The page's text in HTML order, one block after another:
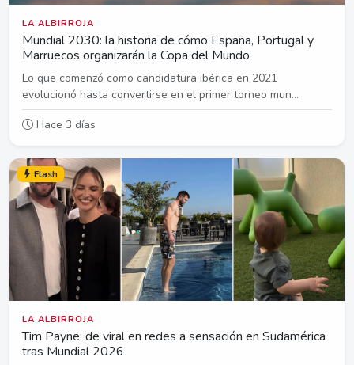
LA ALBIRROJA
Mundial 2030: la historia de cómo España, Portugal y
Marruecos organizarán la Copa del Mundo
Lo que comenzó como candidatura ibérica en 2021
evolucionó hasta convertirse en el primer torneo mun...
Hace 3 días
Flash
LA ALBIRROJA
Tim Payne: de viral en redes a sensación en Sudamérica
tras Mundial 2026